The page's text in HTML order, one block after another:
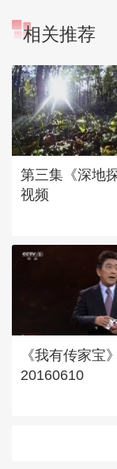
相关推荐
第三集《深地
视频
《我有传家宝》
20160610